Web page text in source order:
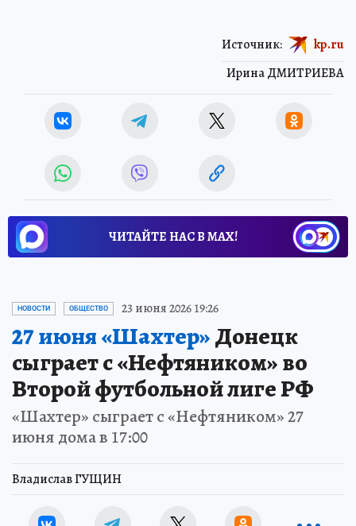
Ирина ДМИТРИЕВА
Источник: kp.ru
ЧИТАЙТЕ НАС В МАХ!
НОВОСТИ ОБЩЕСТВО 23 июня 2026 19:26
27 июня «Шахтер»Донецк
сыграет с «Нефтяником» во
Второй футбольной лиге РФ
«Шахтер» сыграет с «Нефтяником» 27
июня дома в 17:00
Владислав ГУЩИН